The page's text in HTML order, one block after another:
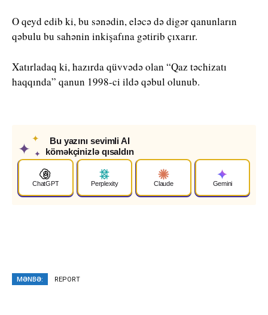
O qeyd edib ki, bu sənədin, eləcə də digər qanunların
qəbulu bu sahənin inkişafına gətirib çıxarır.
Xatırladaq ki, hazırda qüvvədə olan “Qaz təchizatı
haqqında” qanun 1998-ci ildə qəbul olunub.
✦
✦
✦
Bu yazını sevimli AI
köməkçinizlə qısaldın
ChatGPT Perplexity Claude Gemini
MƏNBƏ: REPORT